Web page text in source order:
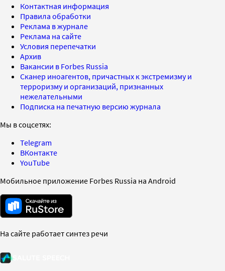
Контактная информация
Правила обработки
Реклама в журнале
Реклама на сайте
Условия перепечатки
Архив
Вакансии в Forbes Russia
Сканер иноагентов, причастных к экстремизму и
терроризму и организаций, признанных
нежелательными
Подписка на печатную версию журнала
Мы в соцсетях:
Telegram
ВКонтакте
YouTube
Мобильное приложение Forbes Russia на Android
На сайте работает синтез речи